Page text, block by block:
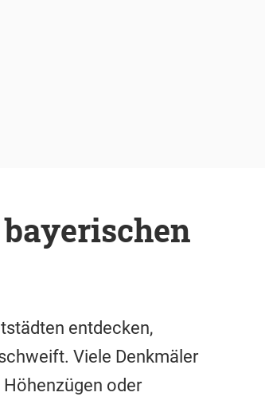
entdecken,
Viele Denkmäler
oder